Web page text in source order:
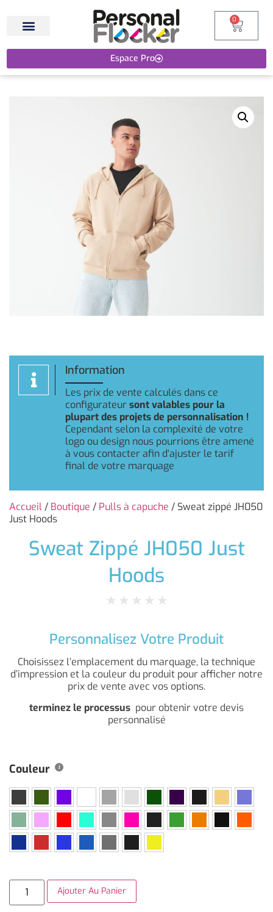
Espace Pro
0
Information
Les prix de vente calculés dans ce
configurateursont valables pour la
plupart des projets de personnalisation !
Cependant selon la complexité de votre
logo ou design nous pourrions être amené
à vous contacter afin d'ajuster le tarif
final de votre marquage
Accueil / Boutique / Pulls à capuche / Sweat zippé JH050
Just Hoods
Sweat Zippé JH050 Just
Hoods
★ ★ ★ ★ ★
Personnalisez Votre Produit
Choisissez l’emplacement du marquage, la technique
d’impression et la couleur du produit pour afficher notre
prix de vente avec vos options.
terminez le processus pour obtenir votre devis
personnalisé
Couleur
Ajouter Au Panier